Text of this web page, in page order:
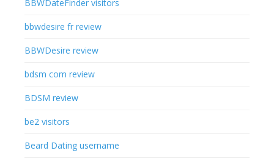
BBWDateFinder visitors
bbwdesire fr review
BBWDesire review
bdsm com review
BDSM review
be2 visitors
Beard Dating username